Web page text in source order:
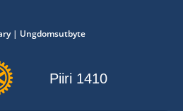
| Ungdomsutbyte
Piiri 1410